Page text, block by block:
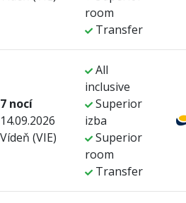
room
Transfer
7 nocí
14.09.2026
Vídeň (VIE)
All
inclusive
Superior
izba
Superior
room
Transfer